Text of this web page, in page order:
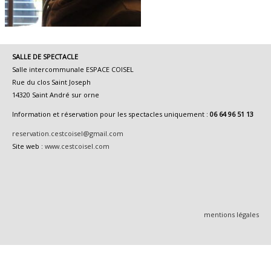
SALLE DE SPECTACLE
Salle intercommunale ESPACE COISEL
Rue du clos Saint Joseph
14320 Saint André sur orne
Information et réservation pour les spectacles uniquement : 06 64 96 51 13
reservation.cestcoisel@gmail.com
Site web : www.cestcoisel.com
mentions légales